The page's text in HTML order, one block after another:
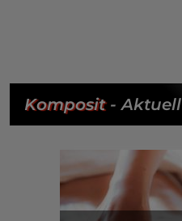
Komposit- Aktuell